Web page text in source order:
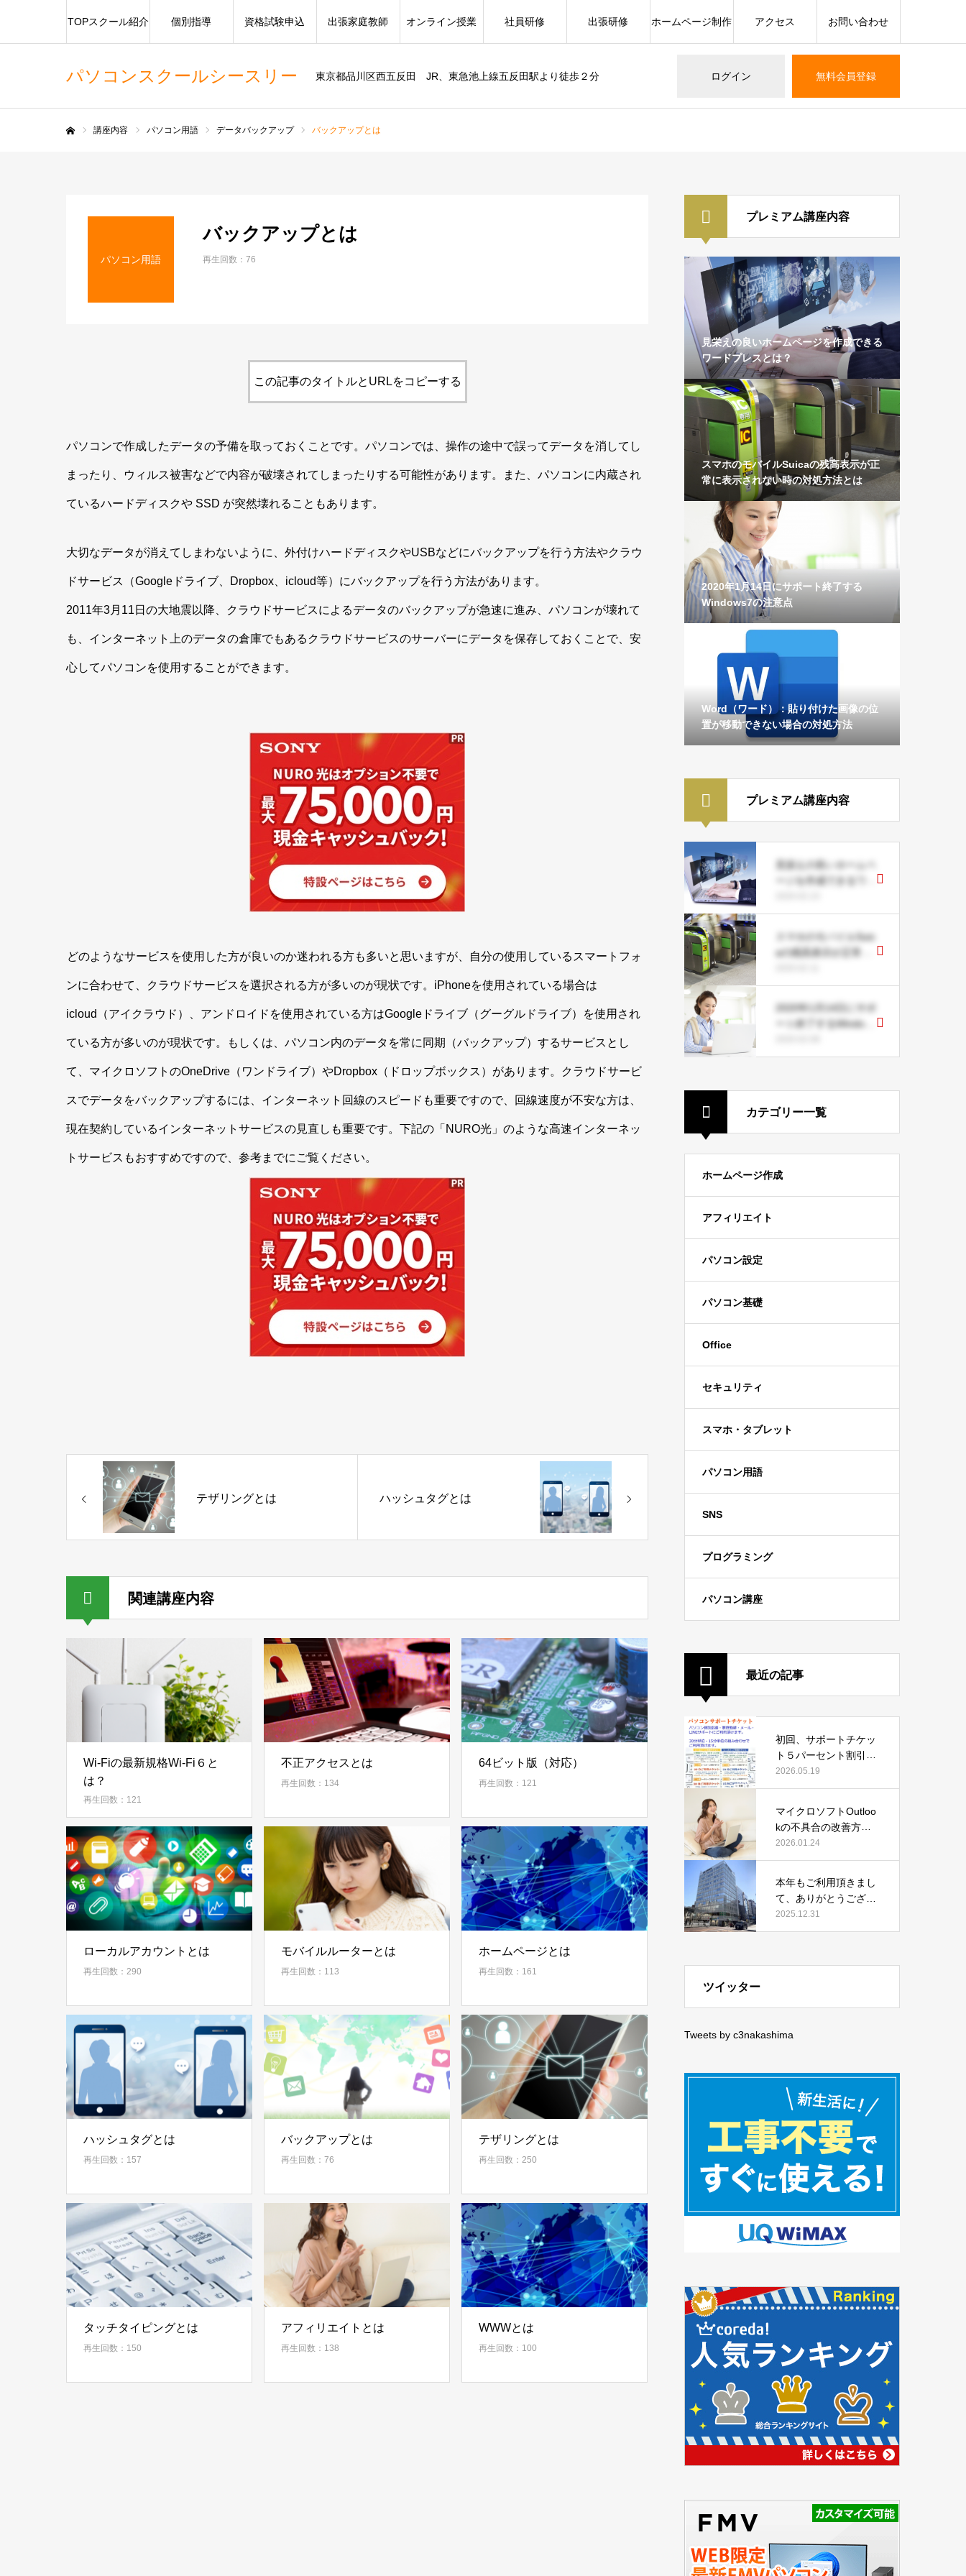
パソコンスクールシースリー 東京都品川区西五反田 JR、東急池上線五反田駅より徒歩２分 ログイン 無料会員登録
TOPスクール紹介 個別指導 資格試験申込 出張家庭教師 オンライン授業 社員研修 出張研修 ホームページ制作 アクセス お問い合わせ
講座内容 パソコン用語 データバックアップ バックアップとは
パソコン用語
バックアップとは
再生回数：76
この記事のタイトルとURLをコピーする
パソコンで作成したデータの予備を取っておくことです。パソコンでは、操作の途中で誤ってデータを消してし
まったり、ウィルス被害などで内容が破壊されてしまったりする可能性があります。また、パソコンに内蔵され
ているハードディスクや SSD が突然壊れることもあります。
大切なデータが消えてしまわないように、外付けハードディスクやUSBなどにバックアップを行う方法やクラウ
ドサービス（Googleドライブ、Dropbox、icloud等）にバックアップを行う方法があります。
2011年3月11日の大地震以降、クラウドサービスによるデータのバックアップが急速に進み、パソコンが壊れて
も、インターネット上のデータの倉庫でもあるクラウドサービスのサーバーにデータを保存しておくことで、安
心してパソコンを使用することができます。
どのようなサービスを使用した方が良いのか迷われる方も多いと思いますが、自分の使用しているスマートフォ
ンに合わせて、クラウドサービスを選択される方が多いのが現状です。iPhoneを使用されている場合は
icloud（アイクラウド） 、アンドロイドを使用されている方はGoogleドライブ（グーグルドライブ） を使用され
ている方が多いのが現状です。もしくは、パソコン内のデータを常に同期（バックアップ）するサービスとし
て、マイクロソフトのOneDrive（ワンドライブ） やDropbox（ドロップボックス） があります。クラウドサービ
スでデータをバックアップするには、インターネット回線のスピードも重要ですので、回線速度が不安な方は、
現在契約しているインターネットサービスの見直しも重要です。下記の「NURO光」のような高速インターネッ
トサービスもおすすめですので、参考までにご覧ください。
テザリングとは ハッシュタグとは
関連講座内容
Wi-Fiの最新規格Wi-Fi６と
は？
再生回数：121
不正アクセスとは
再生回数：134
64ビット版（対応）
再生回数：121
ローカルアカウントとは
再生回数：290
モバイルルーターとは
再生回数：113
ホームページとは
再生回数：161
ハッシュタグとは
再生回数：157
バックアップとは
再生回数：76
テザリングとは
再生回数：250
タッチタイピングとは
再生回数：150
アフィリエイトとは
再生回数：138
WWWとは
再生回数：100
プレミアム講座内容
見栄えの良いホームページを作成できる
ワードプレスとは？
スマホのモバイルSuicaの残高表示が正
常に表示されない時の対処方法とは
2020年1月14日にサポート終了する
Windows7の注意点
Word（ワード）：貼り付けた画像の位
置が移動できない場合の対処方法
プレミアム講座内容
見栄えの良いホームペ
ージを作成できるワー
スマホのモバイルSuic
aの残高表示が正常に
方法とは
2020年1月14日にサポ
ート終了するWindows
カテゴリー一覧
ホームページ作成
アフィリエイト
パソコン設定
パソコン基礎
Office
セキュリティ
スマホ・タブレット
パソコン用語
SNS
プログラミング
パソコン講座
最近の記事
初回、サポートチケッ
ト５パーセント割引キ
ャンペーン中
2026.05.19
マイクロソフトOutloo
kの不具合の改善方法
（2026年1月24日時
点）
2026.01.24
本年もご利用頂きまし
て、ありがとうござい
ました
2025.12.31
ツイッター
Tweets by c3nakashima